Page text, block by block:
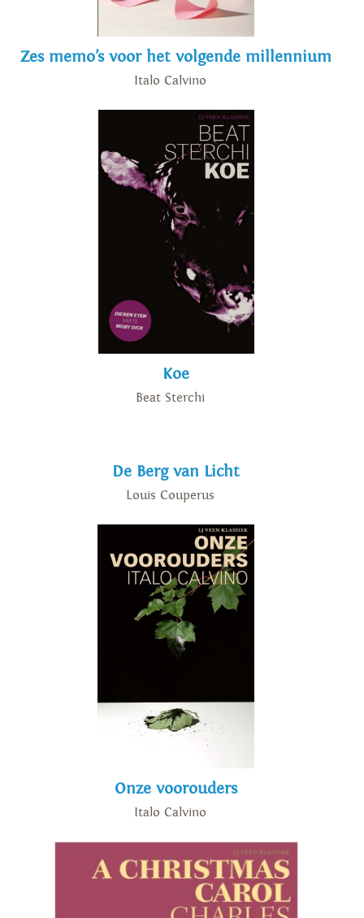
Zes memo’s voor het volgende millennium
Italo Calvino
Koe
Beat Sterchi
De Berg van Licht
Louis Couperus
Onze voorouders
Italo Calvino